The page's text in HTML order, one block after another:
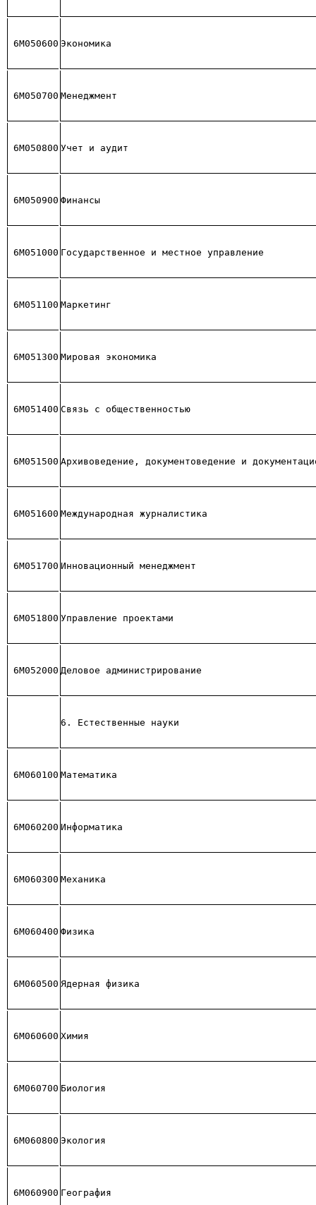
6М050600 Экономика
6М050700 Менеджмент
6М050800 Учет и аудит
6М050900 Финансы
6М051000 Государственное и местное управление
6М051100 Маркетинг
6М051300 Мировая экономика
6М051400 Связь с общественностью
6М051500 Архивоведение, документоведение и
6M051600 Международная журналистика
6М051700 Инновационный менеджмент
6М051800 Управление проектами
6М052000 Деловое администрирование
6. Естественные науки
6М060100 Математика
6М060200 Информатика
6М060300 Механика
6М060400 Физика
6М060500 Ядерная физика
6М060600 Химия
6М060700 Биология
6М060800 Экология
6М060900 География